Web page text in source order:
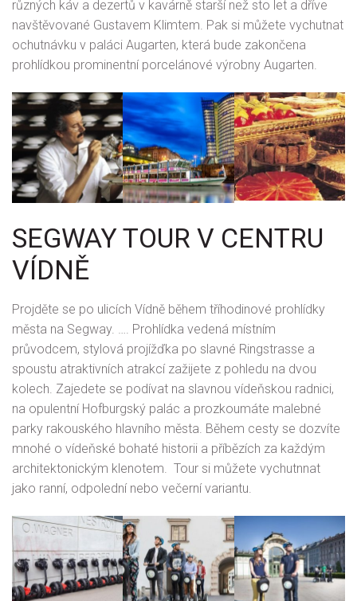
různých káv a dezertů v kavárně starší než sto let a dříve
navštěvované Gustavem Klimtem. Pak si můžete vychutnat
ochutnávku v paláci Augarten, která bude zakončena
prohlídkou prominentní porcelánové výrobny Augarten.
SEGWAY TOUR V CENTRU
VÍDNĚ
Projděte se po ulicích Vídně během tříhodinové prohlídky
města na Segway. …. Prohlídka vedená místním
průvodcem, stylová projížďka po slavné Ringstrasse a
spoustu atraktivních atrakcí zažijete z pohledu na dvou
kolech. Zajedete se podívat na slavnou vídeňskou radnici,
na opulentní Hofburgský palác a prozkoumáte malebné
parky rakouského hlavního města. Během cesty se dozvíte
mnohé o vídeňské bohaté historii a příbězích za každým
architektonickým klenotem. Tour si můžete vychutnnat
jako ranní, odpolední nebo večerní variantu.